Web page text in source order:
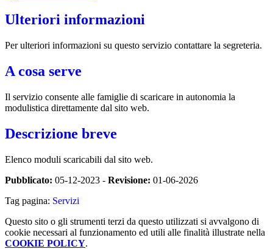
Ulteriori informazioni
Per ulteriori informazioni su questo servizio contattare la segreteria.
A cosa serve
Il servizio consente alle famiglie di scaricare in autonomia la
modulistica direttamente dal sito web.
Descrizione breve
Elenco moduli scaricabili dal sito web.
Pubblicato: 05-12-2023 - Revisione: 01-06-2026
Tag pagina: Servizi
Questo sito o gli strumenti terzi da questo utilizzati si avvalgono di
cookie necessari al funzionamento ed utili alle finalità illustrate nella
COOKIE POLICY.